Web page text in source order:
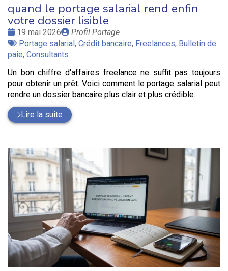
quand le portage salarial rend enfin
votre dossier lisible
Date
:
19 mai 2026
Publié
par
Profil Portage
Tags
:
Portage salarial, Crédit bancaire, Freelances, Bulletin de
paie, Consultants
Un bon chiffre d'affaires freelance ne suffit pas toujours
pour obtenir un prêt. Voici comment le portage salarial peut
rendre un dossier bancaire plus clair et plus crédible.
Lire la suite